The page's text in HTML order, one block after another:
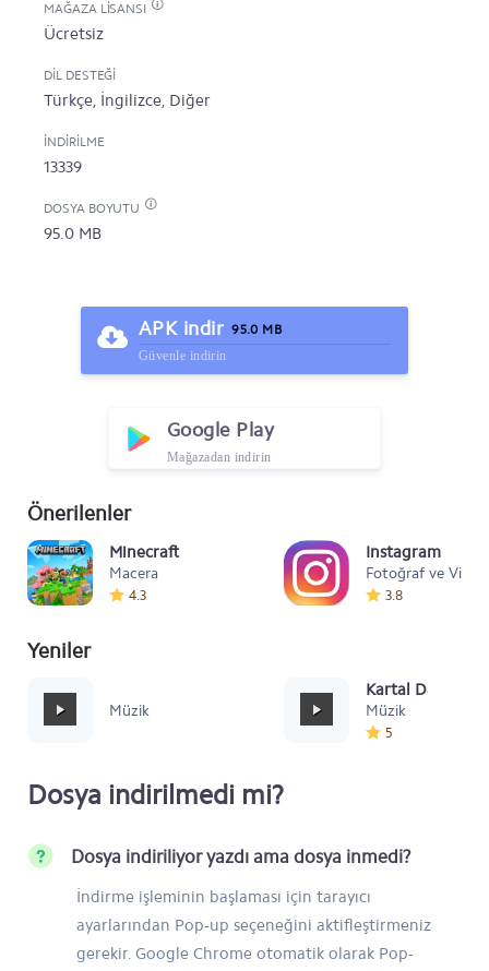
MAĞAZA LISANSI
Ücretsiz
DIL DESTEĞI
Türkçe, İngilizce, Diğer
İNDIRILME
13339
DOSYA BOYUTU
95.0 MB
APK indir 95.0 MB
Güvenle indirin
Google Play
Mağazadan indirin
Önerilenler
Minecraft
Macera
4.3
Instagram
Fotoğraf ve Video
3.8
Yeniler
Müzik
Kartal Dansı
Müzik
5
Dosya indirilmedi mi?
Dosya indiriliyor yazdı ama dosya inmedi?
İndirme işleminin başlaması için tarayıcı
ayarlarından Pop-up seçeneğini aktifleştirmeniz
gerekir. Google Chrome otomatik olarak Pop-